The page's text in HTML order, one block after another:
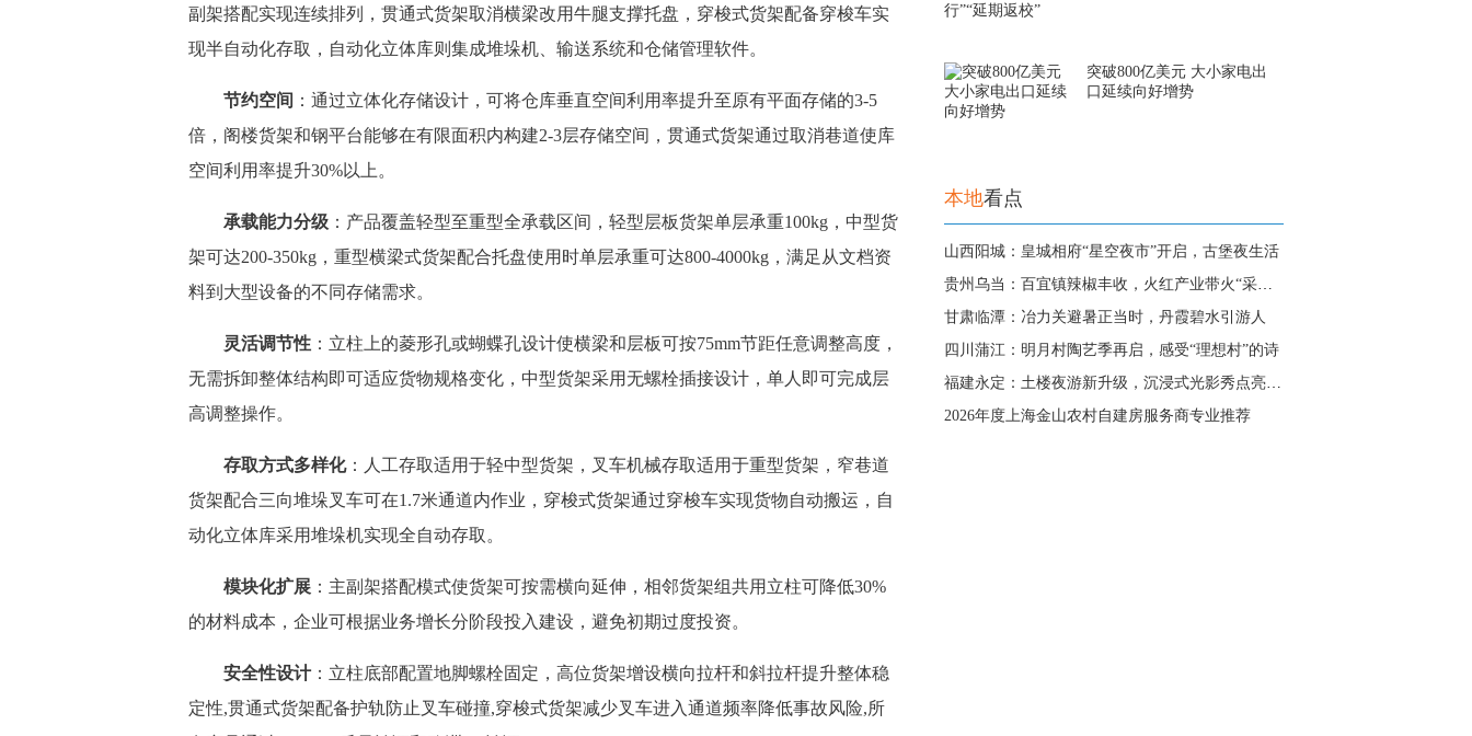
副架搭配实现连续排列，贯通式货架取消横梁改用牛腿支撑托盘，穿梭式货架配备穿梭车实
现半自动化存取，自动化立体库则集成堆垛机、输送系统和仓储管理软件。
节约空间 ：通过立体化存储设计，可将仓库垂直空间利用率提升至原有平面存储的3-5
倍，阁楼货架和钢平台能够在有限面积内构建2-3层存储空间，贯通式货架通过取消巷道使库
空间利用率提升30%以上。
承载能力分级 ：产品覆盖轻型至重型全承载区间，轻型层板货架单层承重100kg，中型货
架可达200-350kg，重型横梁式货架配合托盘使用时单层承重可达800-4000kg，满足从文档资
料到大型设备的不同存储需求。
灵活调节性 ：立柱上的菱形孔或蝴蝶孔设计使横梁和层板可按75mm节距任意调整高度，
无需拆卸整体结构即可适应货物规格变化，中型货架采用无螺栓插接设计，单人即可完成层
高调整操作。
存取方式多样化：人工存取适用于轻中型货架，叉车机械存取适用于重型货架，窄巷道
货架配合三向堆垛叉车可在1.7米通道内作业，穿梭式货架通过穿梭车实现货物自动搬运，自
动化立体库采用堆垛机实现全自动存取。
模块化扩展 ：主副架搭配模式使货架可按需横向延伸，相邻货架组共用立柱可降低30%
的材料成本，企业可根据业务增长分阶段投入建设，避免初期过度投资。
安全性设计：立柱底部配置地脚螺栓固定，高位货架增设横向拉杆和斜拉杆提升整体稳
定性,贯通式货架配备护轨防止叉车碰撞,穿梭式货架减少叉车进入通道频率降低事故风险,所
突破800亿美元 大小家电出
口延续向好增势
本地看点
山西阳城：皇城相府“星空夜市”开启，古堡夜生活
贵州乌当：百宜镇辣椒丰收，火红产业带火“采摘游
甘肃临潭：冶力关避暑正当时，丹霞碧水引游人
四川蒲江：明月村陶艺季再启，感受“理想村”的诗
福建永定：土楼夜游新升级，沉浸式光影秀点亮千年
2026年度上海金山农村自建房服务商专业推荐